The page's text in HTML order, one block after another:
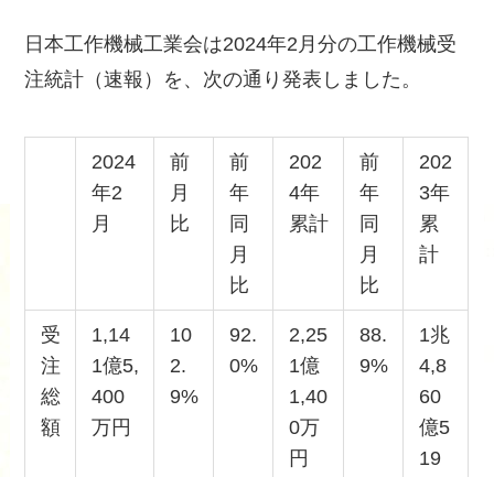
日本工作機械工業会は2024年2月分の工作機械受
注統計（速報）を、次の通り発表しました。
2024
年2
月
前
月
比
前
年
同
月
比
202
4年
累計
前
年
同
月
比
202
3年
累
計
受
注
総
額
1,14
1億5,
400
万円
10
2.
9%
92.
0%
2,25
1億
1,40
0万
円
88.
9%
1兆
4,8
60
億5
19